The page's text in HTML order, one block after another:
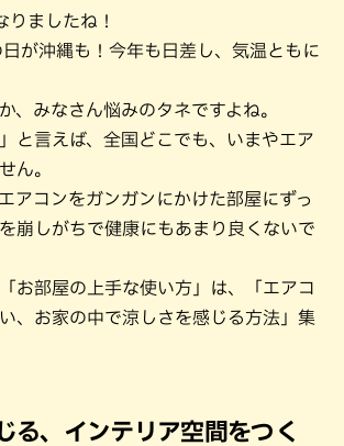
りましたね！
が沖縄も！今年も日差し、気温ともに
、みなさん悩みのタネですよね。
と言えば、全国どこでも、いまやエア
ん。
アコンをガンガンにかけた部屋にずっ
崩しがちで健康にもあまり良くないで
お部屋の上手な使い方」は、「エアコ
、お家の中で涼しさを感じる方法」集
る、インテリア空間をつく